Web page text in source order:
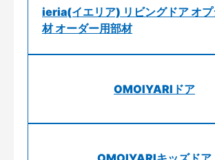
ieria(イエリア) リビングドア オプ
材 オーダー用部材
OMOIYARIドア